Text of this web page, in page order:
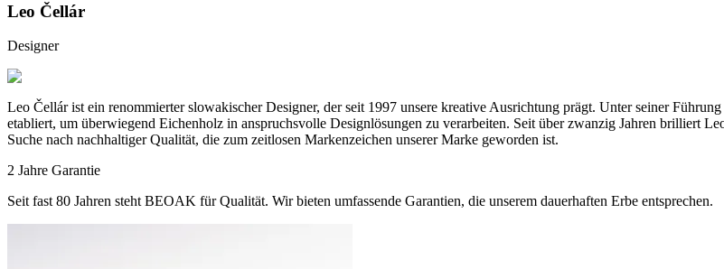
Leo Čellár
Designer
Leo Čellár ist ein renommierter slowakischer Designer, der seit 1997 unsere kreative Ausrichtung prägt. Unter seiner
etabliert, um überwiegend Eichenholz in anspruchsvolle Designlösungen zu verarbeiten. Seit über zwanzig Jahren brilliert
Suche nach nachhaltiger Qualität, die zum zeitlosen Markenzeichen unserer Marke geworden ist.
2 Jahre Garantie
Seit fast 80 Jahren steht BEOAK für Qualität. Wir bieten umfassende Garantien, die unserem dauerhaften Erbe entsprechen.